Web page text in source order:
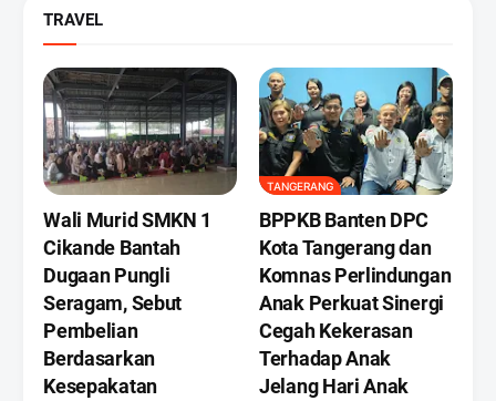
TRAVEL
Wali Murid SMKN 1
Cikande Bantah
Dugaan Pungli
Seragam, Sebut
Pembelian
Berdasarkan
Kesepakatan
TANGERANG
BPPKB Banten DPC
Kota Tangerang dan
Komnas Perlindungan
Anak Perkuat Sinergi
Cegah Kekerasan
Terhadap Anak
Jelang Hari Anak